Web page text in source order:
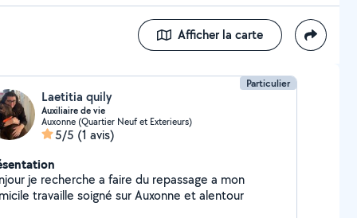
Afficher la carte
Particulier
Laetitia quily
Auxiliaire de vie
Auxonne (Quartier Neuf et Exterieurs)
5/5 (1 avis)
je recherche a faire du repassage a mon
travaille soigné sur Auxonne et alentour